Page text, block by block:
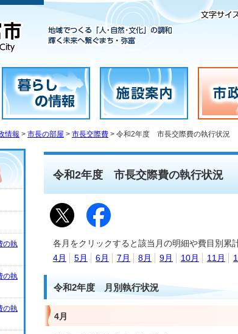
情報 > 市長の部屋 > 市長交際費 > 令和2年度 市長交際費の執行状況
令和2年度 市長交際費の執行状況
各月をクリックすると該当月の明細や費目別累
4月
5月 6月 7月 8月 9月 10月 11月
令和2年度 月別執行状況
4月
の執
の執
の執